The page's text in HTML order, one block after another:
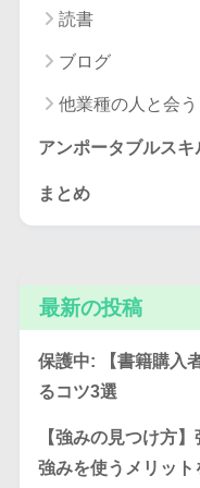
読書
ブログ
他業種の人と会う
アンポータブルス
まとめ
最新の投稿
保護中: 【書籍購入
るコツ3選
【強みの見つけ方
強みを使うメリット